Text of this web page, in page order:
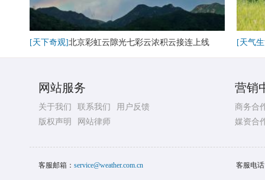
[天下奇观]北京彩虹云隙光七彩云浓积云接连上线 [天气
网站服务
关于我们 联系我们
用户反馈
版权声明
网站律师
营销
商务合
媒资合
客服邮箱： service@weather.com.cn 客服电